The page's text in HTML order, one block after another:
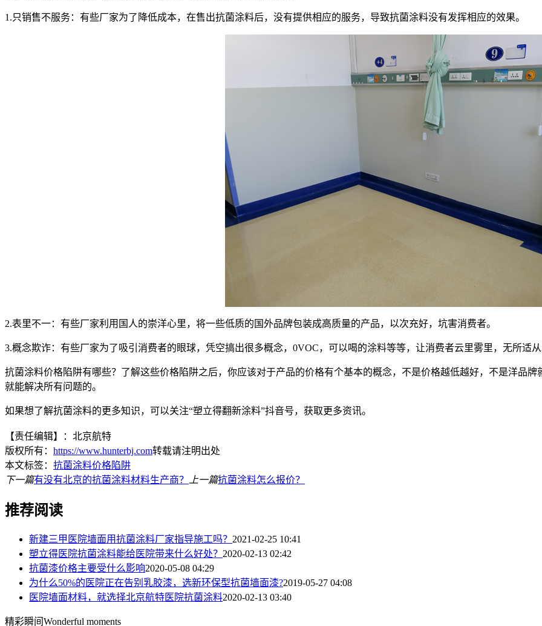
1.只销售不服务：有些厂家为了降低成本，在售出抗菌涂料后，没有提供相应的服务，导致抗菌涂料没有发挥相应的效果。
2.表里不一：有些厂家利用国人的崇洋心里，将一些低质的国外品牌包装成高质量的产品，以次充好，坑害消费者。
3.概念欺诈：有些厂家为了吸引消费者的眼球，凭空搞出很多概念，0VOC，可以喝的涂料等等，让消费者云里雾里，无所适
抗菌涂料价格陷阱有哪些？了解这些价格陷阱之后，你应该对于产品的价格有个基本的概念，不是价格越低越好，不是洋品
就能解决所有问题的。
如果想了解抗菌涂料的更多知识，可以关注“塑立得翻新涂料”抖音号，获取更多资讯。
【责任编辑】：北京航特
版权所有： https://www.hunterbj.com转载请注明出处
本文标签： 抗菌涂料价格陷阱
下一篇有没有北京的抗菌涂料材料生产商？ 上一篇抗菌涂料怎么报价？
推荐阅读
新建三甲医院墙面用抗菌涂料厂家指导施工吗？ 2021-02-25 10:41
塑立得医院抗菌涂料能给医院带来什么好处？ 2020-02-13 02:42
抗菌漆价格主要受什么影响2020-05-08 04:29
为什么50%的医院正在告别乳胶漆，选新环保型抗菌墙面漆?2019-05-27 04:08
医院墙面材料，就选择北京航特医院抗菌涂料2020-02-13 03:40
精彩瞬间 Wonderful moments